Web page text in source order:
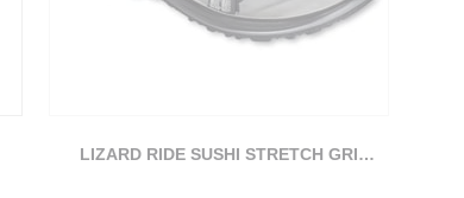
LIZARD RIDE SUSHI STRETCH GRI